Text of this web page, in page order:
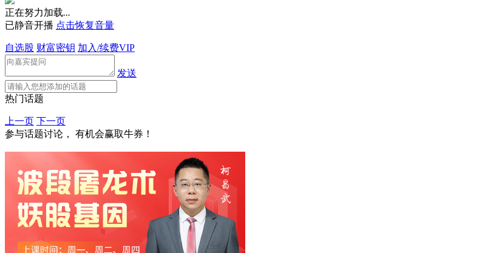
正在努力加载...
已静音开播 点击恢复音量
自选股 财富密钥 加入/续费VIP
发送
热门话题
上一页 下一页
参与话题讨论， 有机会赢取牛券！